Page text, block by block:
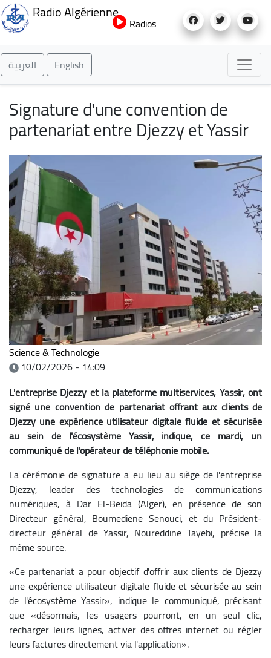
au
Radio Algérienne
Radios
العربية English
Signature d'une convention de
partenariat entre Djezzy et Yassir
Science & Technologie
10/02/2026 - 14:09
L'entreprise Djezzy et la plateforme multiservices, Yassir, ont
signé une convention de partenariat offrant aux clients de
Djezzy une expérience utilisateur digitale fluide et sécurisée
au sein de l'écosystème Yassir, indique, ce mardi, un
communiqué de l'opérateur de téléphonie mobile.
La cérémonie de signature a eu lieu au siège de l'entreprise
Djezzy, leader des technologies de communications
numériques, à Dar El-Beida (Alger), en présence de son
Directeur général, Boumediene Senouci, et du Président-
directeur général de Yassir, Noureddine Tayebi, précise la
même source.
«Ce partenariat a pour objectif d'offrir aux clients de Djezzy
une expérience utilisateur digitale fluide et sécurisée au sein
de l'écosystème Yassir», indique le communiqué, précisant
que «désormais, les usagers pourront, en un seul clic,
recharger leurs lignes, activer des offres internet ou régler
leurs factures directement via l'application».